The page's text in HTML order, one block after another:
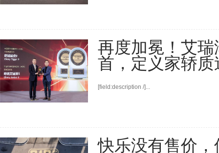
再度加冕！艾瑞
首，定义家轿质
[field:description /]...
快乐没有售价，